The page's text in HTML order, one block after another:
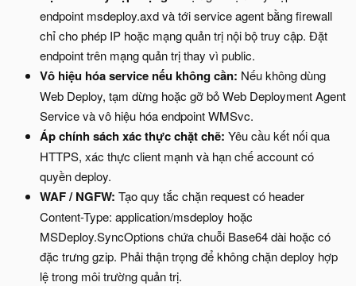
endpoint msdeploy.axd và tới service agent bằng firewall
chỉ cho phép IP hoặc mạng quản trị nội bộ truy cập. Đặt
endpoint trên mạng quản trị thay vì public.
Vô hiệu hóa service nếu không cần: Nếu không dùng
Web Deploy, tạm dừng hoặc gỡ bỏ Web Deployment Agent
Service và vô hiệu hóa endpoint WMSvc.
Áp chính sách xác thực chặt chẽ: Yêu cầu kết nối qua
HTTPS, xác thực client mạnh và hạn chế account có
quyền deploy.
WAF / NGFW: Tạo quy tắc chặn request có header
Content-Type: application/msdeploy hoặc
MSDeploy.SyncOptions chứa chuỗi Base64 dài hoặc có
đặc trưng gzip. Phải thận trọng để không chặn deploy hợp
lệ trong môi trường quản trị.